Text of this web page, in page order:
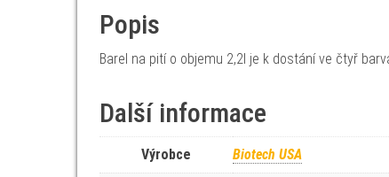
Popis
Barel na pití o objemu 2,2l je k dostání ve čtyř
Další informace
Výrobce Biotech USA